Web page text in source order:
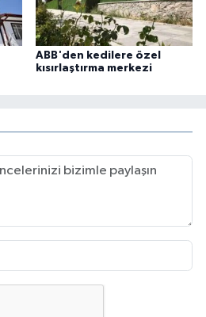
ABB'den kedilere özel
kısırlaştırma merkezi